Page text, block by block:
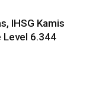
IHSG Kamis
Level 6.344